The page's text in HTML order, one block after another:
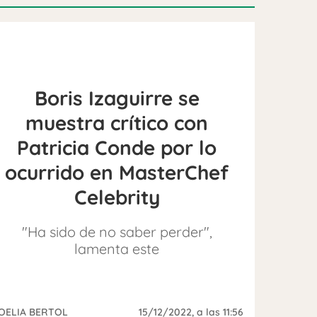
Boris Izaguirre se
muestra crítico con
Patricia Conde por lo
ocurrido en MasterChef
Celebrity
"Ha sido de no saber perder",
lamenta este
BERTOL 15/12/2022, a las 11:56